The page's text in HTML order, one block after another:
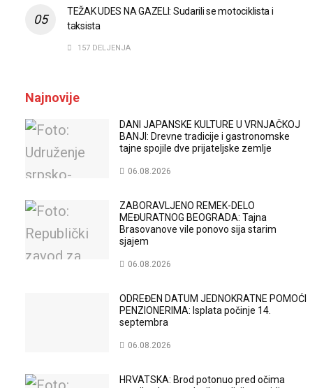
TEŽAK UDES NA GAZELI: Sudarili se motociklista i
taksista
157 DELJENJA
Najnovije
DANI JAPANSKE KULTURE U VRNJAČKOJ
BANJI: Drevne tradicije i gastronomske
tajne spojile dve prijateljske zemlje
06.08.2026
ZABORAVLJENO REMEK-DELO
MEĐURATNOG BEOGRADA: Tajna
Brasovanove vile ponovo sija starim
sjajem
06.08.2026
ODREĐEN DATUM JEDNOKRATNE POMOĆI
PENZIONERIMA: Isplata počinje 14.
septembra
06.08.2026
HRVATSKA: Brod potonuo pred očima